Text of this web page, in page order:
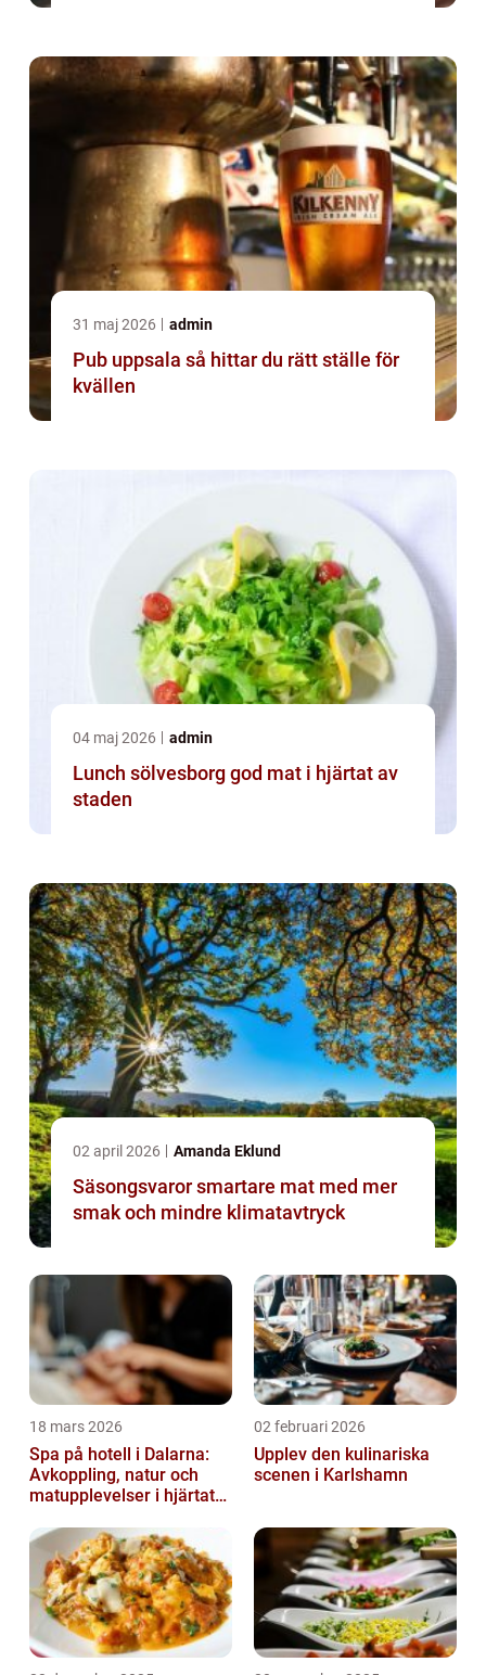
31 maj 2026 admin
Pub uppsala så hittar du rätt ställe för
kvällen
04 maj 2026 admin
Lunch sölvesborg god mat i hjärtat av
staden
02 april 2026 Amanda Eklund
Säsongsvaror smartare mat med mer
smak och mindre klimatavtryck
18 mars 2026
Spa på hotell i Dalarna:
Avkoppling, natur och
matupplevelser i hjärtat
02 februari 2026
Upplev den kulinariska
scenen i Karlshamn